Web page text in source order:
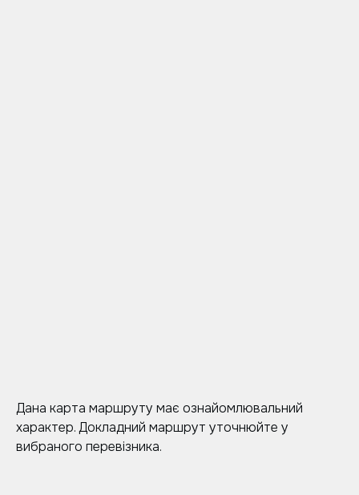
Дана карта маршруту має ознайомлювальний
характер. Докладний маршрут уточнюйте у
вибраного перевізника.